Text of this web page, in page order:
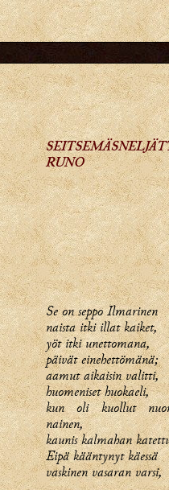
RUNO
Se on seppo Ilmarinen
naista itki illat kaiket,
yöt itki unettomana,
päivät einehettömänä;
aamut aikaisin valitti,
huomeniset huokaeli,
kun oli kuollut
nainen,
kaunis kalmahan
Eipä kääntynyt käessä
vaskinen vasaran varsi,